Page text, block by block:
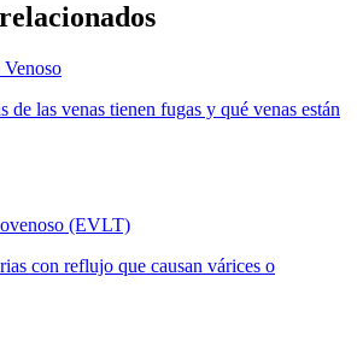
las venas tienen fugas y qué venas están
(EVLT)
con reflujo que causan várices o